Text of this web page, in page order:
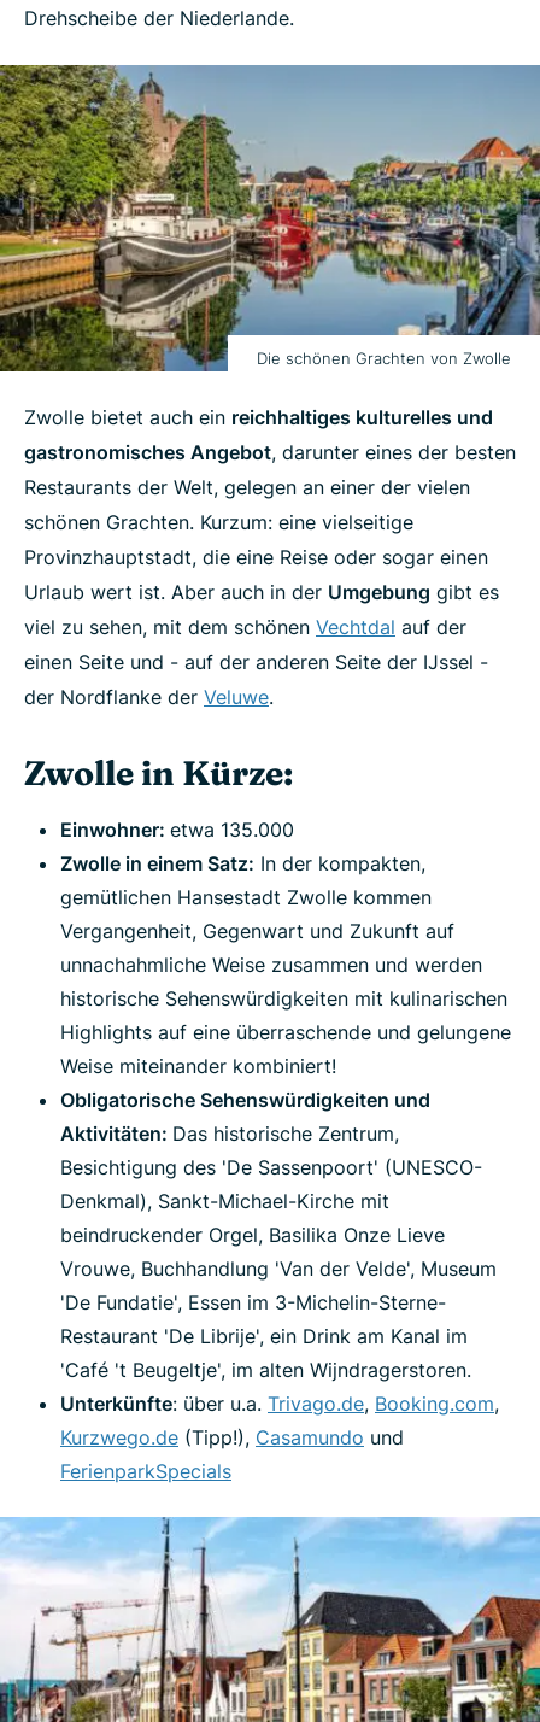
Drehscheibe der Niederlande.
Die schönen Grachten von Zwolle
Zwolle bietet auch ein reichhaltiges kulturelles und
gastronomisches Angebot, darunter eines der besten
Restaurants der Welt, gelegen an einer der vielen
schönen Grachten. Kurzum: eine vielseitige
Provinzhauptstadt, die eine Reise oder sogar einen
Urlaub wert ist. Aber auch in der Umgebung gibt es
viel zu sehen, mit dem schönen Vechtdal auf der
einen Seite und - auf der anderen Seite der IJssel -
der Nordflanke der Veluwe.
Zwolle in Kürze:
Einwohner: etwa 135.000
Zwolle in einem Satz: In der kompakten,
gemütlichen Hansestadt Zwolle kommen
Vergangenheit, Gegenwart und Zukunft auf
unnachahmliche Weise zusammen und werden
historische Sehenswürdigkeiten mit kulinarischen
Highlights auf eine überraschende und gelungene
Weise miteinander kombiniert!
Obligatorische Sehenswürdigkeiten und
Aktivitäten: Das historische Zentrum,
Besichtigung des 'De Sassenpoort' (UNESCO-
Denkmal), Sankt-Michael-Kirche mit
beindruckender Orgel, Basilika Onze Lieve
Vrouwe, Buchhandlung 'Van der Velde', Museum
'De Fundatie', Essen im 3-Michelin-Sterne-
Restaurant 'De Librije', ein Drink am Kanal im
'Café 't Beugeltje', im alten Wijndragerstoren.
Unterkünfte: über u.a. Trivago.de, Booking.com,
Kurzwego.de (Tipp!), Casamundo und
FerienparkSpecials